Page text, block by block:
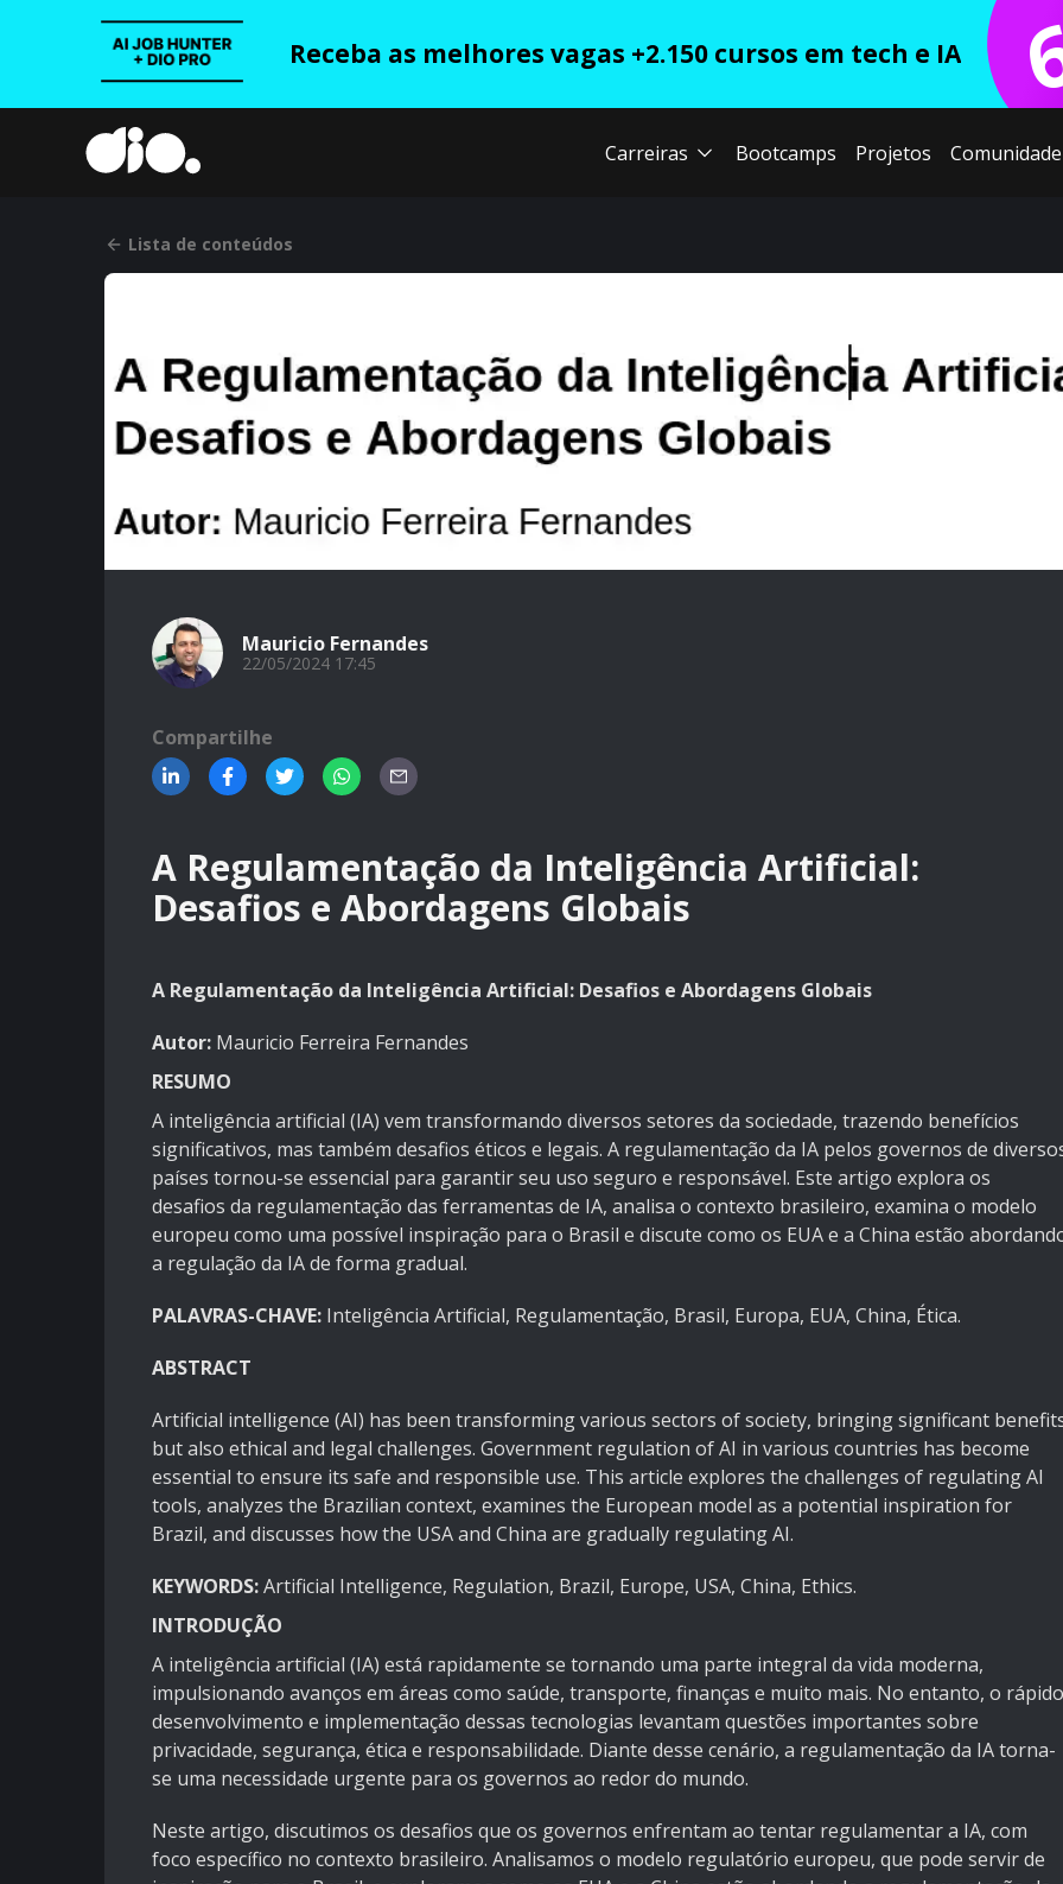
Receba as melhores vagas +2.150 cursos em tech e IA
Carreiras Bootcamps Projetos Comunidade
Lista de conteúdos
Mauricio Fernandes
22/05/2024 17:45
Compartilhe
A Regulamentação da Inteligência Artificial:
Desafios e Abordagens Globais
A Regulamentação da Inteligência Artificial: Desafios e Abordagens Globais
Autor: Mauricio Ferreira Fernandes
RESUMO
A inteligência artificial (IA) vem transformando diversos setores da sociedade, trazendo benefícios
significativos, mas também desafios éticos e legais. A regulamentação da IA pelos governos de
países tornou-se essencial para garantir seu uso seguro e responsável. Este artigo explora os
desafios da regulamentação das ferramentas de IA, analisa o contexto brasileiro, examina o modelo
europeu como uma possível inspiração para o Brasil e discute como os EUA e a China estão
a regulação da IA de forma gradual.
PALAVRAS-CHAVE: Inteligência Artificial, Regulamentação, Brasil, Europa, EUA, China, Ética.
ABSTRACT
Artificial intelligence (AI) has been transforming various sectors of society, bringing significant
but also ethical and legal challenges. Government regulation of AI in various countries has become
essential to ensure its safe and responsible use. This article explores the challenges of regulating AI
tools, analyzes the Brazilian context, examines the European model as a potential inspiration for
Brazil, and discusses how the USA and China are gradually regulating AI.
KEYWORDS:Artificial Intelligence, Regulation, Brazil, Europe, USA, China, Ethics.
INTRODUÇÃO
A inteligência artificial (IA) está rapidamente se tornando uma parte integral da vida moderna,
impulsionando avanços em áreas como saúde, transporte, finanças e muito mais. No entanto, o rápido
desenvolvimento e implementação dessas tecnologias levantam questões importantes sobre
privacidade, segurança, ética e responsabilidade. Diante desse cenário, a regulamentação da IA torna-
se uma necessidade urgente para os governos ao redor do mundo.
Neste artigo, discutimos os desafios que os governos enfrentam ao tentar regulamentar a IA, com
foco específico no contexto brasileiro. Analisamos o modelo regulatório europeu, que pode servir de